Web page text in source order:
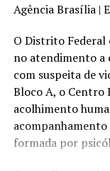
Agência Brasília |
O Distrito Federal
no atendimento a
com suspeita de
Bloco A, o Centro
acolhimento
formada por